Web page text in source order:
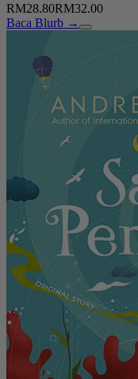
RM28.80RM32.00
Baca Blurb →